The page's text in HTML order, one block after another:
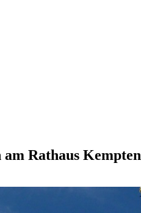
Rathaus Kempten